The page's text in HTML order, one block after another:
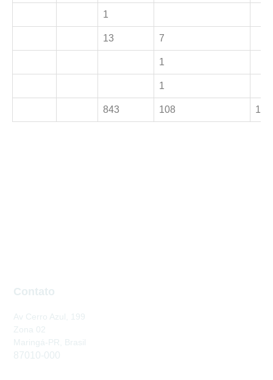
1
13 7
1
1
843 108 14
Contato
Av Cerro Azul, 199
Zona 02
Maringá-PR, Brasil
87010-000